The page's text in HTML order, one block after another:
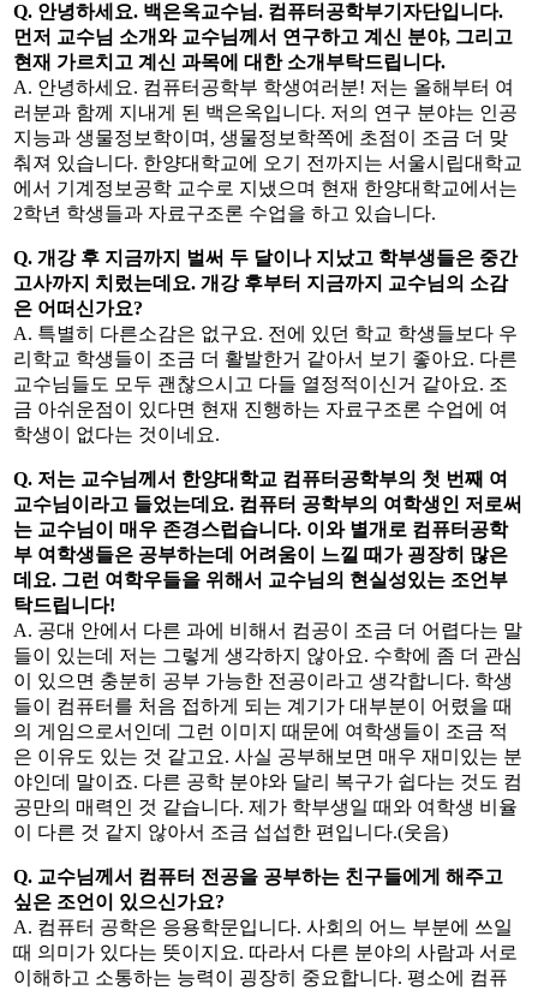
Q. 안녕하세요. 백은옥교수님. 컴퓨터공학부기자단입니다.
먼저 교수님 소개와 교수님께서 연구하고 계신 분야, 그리고
현재 가르치고 계신 과목에 대한 소개부탁드립니다.
A. 안녕하세요. 컴퓨터공학부 학생여러분! 저는 올해부터 여
러분과 함께 지내게 된 백은옥입니다. 저의 연구 분야는 인공
지능과 생물정보학이며, 생물정보학쪽에 초점이 조금 더 맞
춰져 있습니다. 한양대학교에 오기 전까지는 서울시립대학교
에서 기계정보공학 교수로 지냈으며 현재 한양대학교에서는
2학년 학생들과 자료구조론 수업을 하고 있습니다.
Q. 개강 후 지금까지 벌써 두 달이나 지났고 학부생들은 중간
고사까지 치렀는데요. 개강 후부터 지금까지 교수님의 소감
은 어떠신가요?
A. 특별히 다른소감은 없구요. 전에 있던 학교 학생들보다 우
리학교 학생들이 조금 더 활발한거 같아서 보기 좋아요. 다른
교수님들도 모두 괜찮으시고 다들 열정적이신거 같아요. 조
금 아쉬운점이 있다면 현재 진행하는 자료구조론 수업에 여
학생이 없다는 것이네요.
Q. 저는 교수님께서 한양대학교 컴퓨터공학부의 첫 번째 여
교수님이라고 들었는데요. 컴퓨터 공학부의 여학생인 저로써
는 교수님이 매우 존경스럽습니다. 이와 별개로 컴퓨터공학
부 여학생들은 공부하는데 어려움이 느낄 때가 굉장히 많은
데요. 그런 여학우들을 위해서 교수님의 현실성있는 조언부
탁드립니다!
A. 공대 안에서 다른 과에 비해서 컴공이 조금 더 어렵다는 말
들이 있는데 저는 그렇게 생각하지 않아요. 수학에 좀 더 관심
이 있으면 충분히 공부 가능한 전공이라고 생각합니다. 학생
들이 컴퓨터를 처음 접하게 되는 계기가 대부분이 어렸을 때
의 게임으로서인데 그런 이미지 때문에 여학생들이 조금 적
은 이유도 있는 것 같고요. 사실 공부해보면 매우 재미있는 분
야인데 말이죠. 다른 공학 분야와 달리 복구가 쉽다는 것도 컴
공만의 매력인 것 같습니다. 제가 학부생일 때와 여학생 비율
이 다른 것 같지 않아서 조금 섭섭한 편입니다.(웃음)
Q. 교수님께서 컴퓨터 전공을 공부하는 친구들에게 해주고
싶은 조언이 있으신가요?
A. 컴퓨터 공학은 응용학문입니다. 사회의 어느 부분에 쓰일
때 의미가 있다는 뜻이지요. 따라서 다른 분야의 사람과 서로
이해하고 소통하는 능력이 굉장히 중요합니다. 평소에 컴퓨